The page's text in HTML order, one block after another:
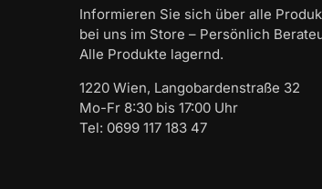
Informieren Sie sich über alle
bei uns im Store – Persönlich
Alle Produkte lagernd.
1220 Wien, Langobardenstraße 32
Mo-Fr 8:30 bis 17:00 Uhr
Tel: 0699 117 183 47